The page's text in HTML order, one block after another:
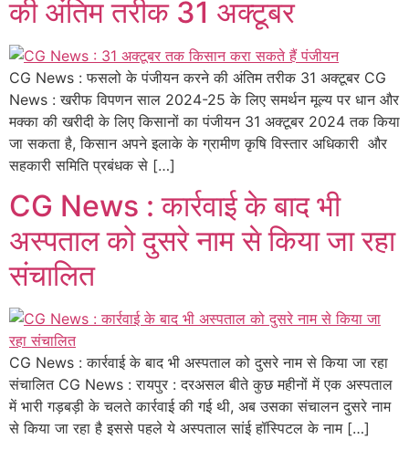
की अंतिम तरीक 31 अक्टूबर
CG News : फसलो के पंजीयन करने की अंतिम तरीक 31 अक्टूबर CG
News : खरीफ विपणन साल 2024-25 के लिए समर्थन मूल्य पर धान और
मक्का की खरीदी के लिए किसानों का पंजीयन 31 अक्टूबर 2024 तक किया
जा सकता है, किसान अपने इलाके के ग्रामीण कृषि विस्तार अधिकारी और
सहकारी समिति प्रबंधक से […]
CG News : कार्रवाई के बाद भी
अस्पताल को दुसरे नाम से किया जा रहा
संचालित
CG News : कार्रवाई के बाद भी अस्पताल को दुसरे नाम से किया जा रहा
संचालित CG News : रायपुर : दरअसल बीते कुछ महीनों में एक अस्पताल
में भारी गड़बड़ी के चलते कार्रवाई की गई थी, अब उसका संचालन दुसरे नाम
से किया जा रहा है इससे पहले ये अस्पताल सांई हॉस्पिटल के नाम […]